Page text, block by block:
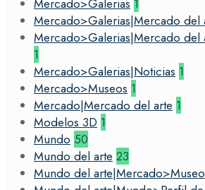
Mercado>Galerias 1
Mercado>Galerias|Mercado del
Mercado>Galerias|Mercado del
1
Mercado>Galerias|Noticias 1
Mercado>Museos 1
Mercado|Mercado del arte 1
Modelos 3D 1
Mundo 50
Mundo del arte 23
Mundo del